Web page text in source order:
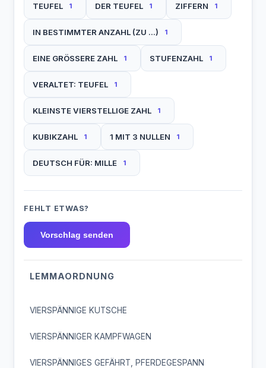
TEUFEL 1 DER TEUFEL 1 ZIFFERN 1
IN BESTIMMTER ANZAHL (ZU ...) 1
EINE GRÖSSERE ZAHL 1 STUFENZAHL 1
VERALTET: TEUFEL 1
KLEINSTE VIERSTELLIGE ZAHL 1
KUBIKZAHL 1 1 MIT 3 NULLEN 1
DEUTSCH FÜR: MILLE 1
FEHLT ETWAS?
Vorschlag senden
LEMMAORDNUNG
VIERSPÄNNIGE KUTSCHE
VIERSPÄNNIGER KAMPFWAGEN
VIERSPÄNNIGES GEFÄHRT, PFERDEGESPANN